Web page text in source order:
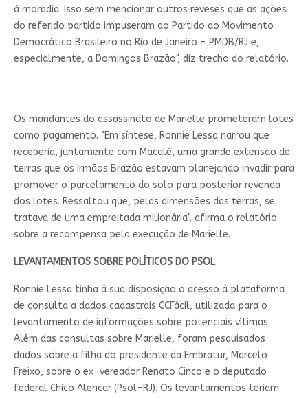
à moradia. Isso sem mencionar outros reveses que as ações
do referido partido impuseram ao Partido do Movimento
Democrático Brasileiro no Rio de Janeiro - PMDB/RJ e,
especialmente, a Domingos Brazão", diz trecho do relatório.
Os mandantes do assassinato de Marielle prometeram lotes
como pagamento. "Em síntese, Ronnie Lessa narrou que
receberia, juntamente com Macalé, uma grande extensão de
terras que os Irmãos Brazão estavam planejando invadir para
promover o parcelamento do solo para posterior revenda
dos lotes. Ressaltou que, pelas dimensões das terras, se
tratava de uma empreitada milionária", afirma o relatório
sobre a recompensa pela execução de Marielle.
LEVANTAMENTOS SOBRE POLÍTICOS DO PSOL
Ronnie Lessa tinha à sua disposição o acesso à plataforma
de consulta a dados cadastrais CCFácil, utilizada para o
levantamento de informações sobre potenciais vítimas.
Além das consultas sobre Marielle, foram pesquisados
dados sobre a filha do presidente da Embratur, Marcelo
Freixo, sobre o ex-vereador Renato Cinco e o deputado
federal Chico Alencar (Psol-RJ). Os levantamentos teriam